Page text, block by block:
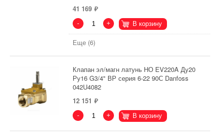
41 169
- + В корзину
Еще (6)
Клапан эл/магн латунь НО EV220A Ду20
Ру16 G3/4" ВР серия 6-22 90С Danfoss
042U4082
12 151
- + В корзину